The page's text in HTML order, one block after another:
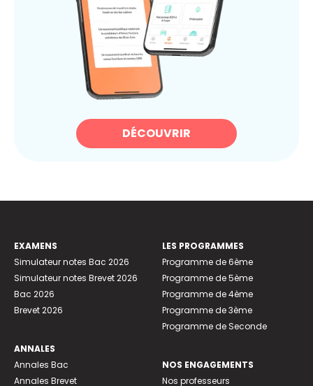
DÉCOUVRIR
EXAMENS
Simulateur notes Bac 2026
Simulateur notes Brevet 2026
Bac 2026
Brevet 2026
ANNALES
Annales Bac
Annales Brevet
LES PROGRAMMES
Programme de 6ème
Programme de 5ème
Programme de 4ème
Programme de 3ème
Programme de Seconde
NOS ENGAGEMENTS
Nos professeurs